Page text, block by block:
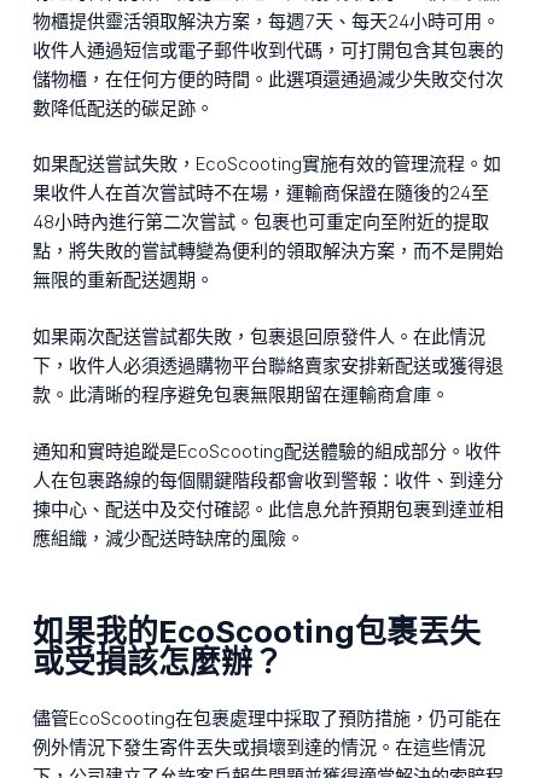
物櫃提供靈活領取解決方案，每週7天、每天24小時可用。
收件人通過短信或電子郵件收到代碼，可打開包含其包裹的
儲物櫃，在任何方便的時間。此選項還通過減少失敗交付次
數降低配送的碳足跡。
如果配送嘗試失敗，EcoScooting實施有效的管理流程。如
果收件人在首次嘗試時不在場，運輸商保證在隨後的24至
48小時內進行第二次嘗試。包裹也可重定向至附近的提取
點，將失敗的嘗試轉變為便利的領取解決方案，而不是開始
無限的重新配送週期。
如果兩次配送嘗試都失敗，包裹退回原發件人。在此情況
下，收件人必須透過購物平台聯絡賣家安排新配送或獲得退
款。此清晰的程序避免包裹無限期留在運輸商倉庫。
通知和實時追蹤是EcoScooting配送體驗的組成部分。收件
人在包裹路線的每個關鍵階段都會收到警報：收件、到達分
揀中心、配送中及交付確認。此信息允許預期包裹到達並相
應組織，減少配送時缺席的風險。
如果我的EcoScooting包裹丟失
或受損該怎麼辦？
儘管EcoScooting在包裹處理中採取了預防措施，仍可能在
例外情況下發生寄件丟失或損壞到達的情況。在這些情況